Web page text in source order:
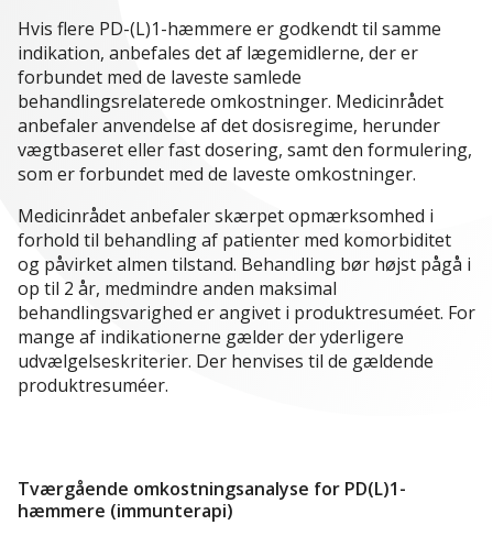
Hvis flere PD-(L)1-hæmmere er godkendt til samme
indikation, anbefales det af lægemidlerne, der er
forbundet med de laveste samlede
behandlingsrelaterede omkostninger. Medicinrådet
anbefaler anvendelse af det dosisregime, herunder
vægtbaseret eller fast dosering, samt den formulering,
som er forbundet med de laveste omkostninger.
Medicinrådet anbefaler skærpet opmærksomhed i
forhold til behandling af patienter med komorbiditet
og påvirket almen tilstand. Behandling bør højst pågå i
op til 2 år, medmindre anden maksimal
behandlingsvarighed er angivet i produktresuméet. For
mange af indikationerne gælder der yderligere
udvælgelseskriterier. Der henvises til de gældende
produktresuméer.
Tværgående omkostningsanalyse for PD(L)1-
hæmmere (immunterapi)